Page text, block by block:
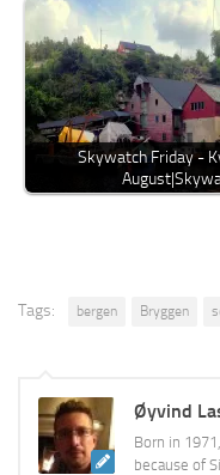
Skywatch Friday -
Tags: bergen Bryggen
Øyvind
Born in
because of